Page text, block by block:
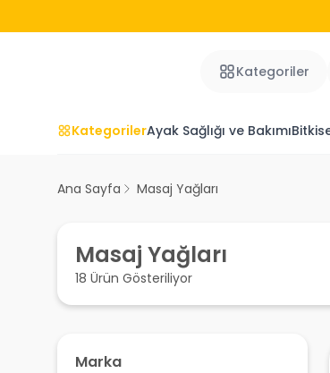
Kategoriler
KategorilerAyak Sağlığı ve Bakımı
Ana Sayfa Masaj Yağları
Masaj Yağları
18 Ürün Gösteriliyor
Marka